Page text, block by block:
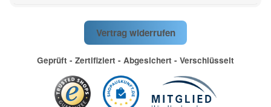
Vertrag widerrufen
Geprüft - Zertifiziert - Abgesichert - Verschlüsselt